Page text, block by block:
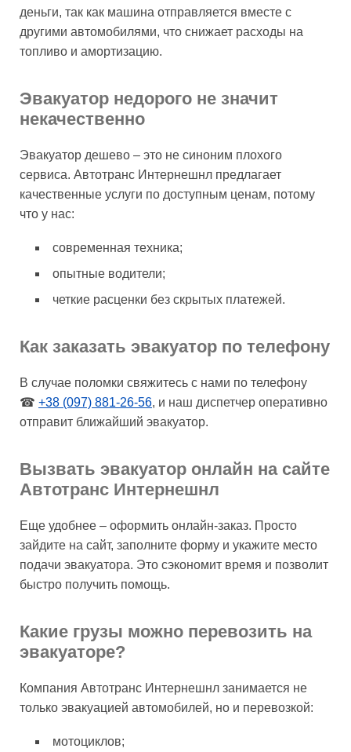
деньги, так как машина отправляется вместе с
другими автомобилями, что снижает расходы на
топливо и амортизацию.
Эвакуатор недорого не значит
некачественно
Эвакуатор дешево – это не синоним плохого
сервиса. Автотранс Интернешнл предлагает
качественные услуги по доступным ценам, потому
что у нас:
современная техника;
опытные водители;
четкие расценки без скрытых платежей.
Как заказать эвакуатор по телефону
В случае поломки свяжитесь с нами по телефону
☎ +38 (097) 881-26-56, и наш диспетчер оперативно
отправит ближайший эвакуатор.
Вызвать эвакуатор онлайн на сайте
Автотранс Интернешнл
Еще удобнее – оформить онлайн-заказ. Просто
зайдите на сайт, заполните форму и укажите место
подачи эвакуатора. Это сэкономит время и позволит
быстро получить помощь.
Какие грузы можно перевозить на
эвакуаторе?
Компания Автотранс Интернешнл занимается не
только эвакуацией автомобилей, но и перевозкой:
мотоциклов;